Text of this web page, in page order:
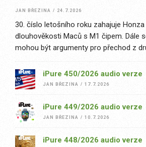
JAN BŘEZINA / 24.7.2026
30. číslo letošního roku zahajuje
dlouhověkosti Maců s M1 čipem. Dále
mohou být argumenty pro přechod z
generaci AirPodů Pro. David Štanc
s...
iPure 450/2026 audio verze
JAN BŘEZINA / 17.7.2026
iPure 449/2026 audio verze
JAN BŘEZINA / 10.7.2026
iPure 448/2026 audio verze